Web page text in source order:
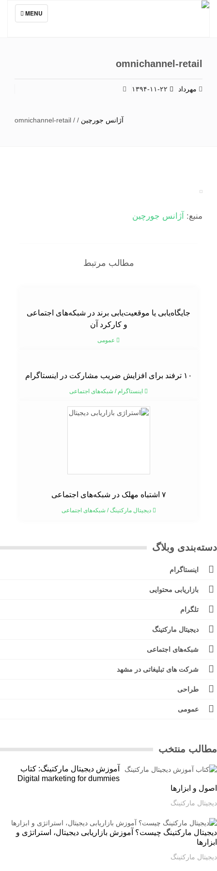
TOGGLE
NAVIGATION
MENU
omnichannel-retail
مهرداد
آژانس جورچین/
/
omnichannel-retail
منبع:آژانس جورچین
مطالب مرتبط
جایگاه‌یابی یا موقعیت‌یابی برند در شبکه‌های اجتماعی
و کارکرد آن
عمومی
۱۰ ترفند برای افزایش ضریب مشارکت در اینستاگرام
اینستاگرام/شبکه‌های اجتماعی
دیجیتال مارکتینگ/شبکه‌های اجتماعی
وبلاگ
اینستاگرام
بازاریابی محتوایی
تلگرام
دیجیتال مارکتینگ
شبکه‌های اجتماعی
شرکت های تبلیغاتی در مشهد
طراحی
عمومی
منتخب
آموزش دیجیتال مارکتینگ: کتاب
Digital marketing for dummies
و ابزارها
مارکتینگ
مارکتینگ چیست؟ آموزش بازاریابی دیجیتال، استراتژی و
مارکتینگ